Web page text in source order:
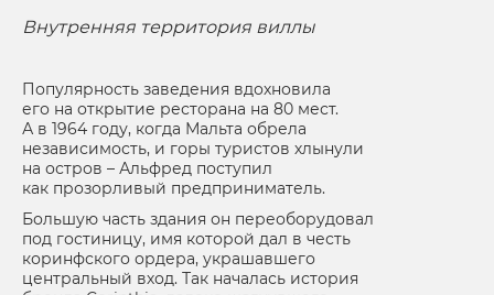
Внутренняя территория виллы
Популярность заведения вдохновила
его на открытие ресторана на 80 мест.
А в 1964 году, когда Мальта обрела
независимость, и горы туристов хлынули
на остров – Альфред поступил
как прозорливый предприниматель.
Большую часть здания он переоборудовал
под гостиницу, имя которой дал в честь
коринфского ордера, украшавшего
центральный вход. Так началась история